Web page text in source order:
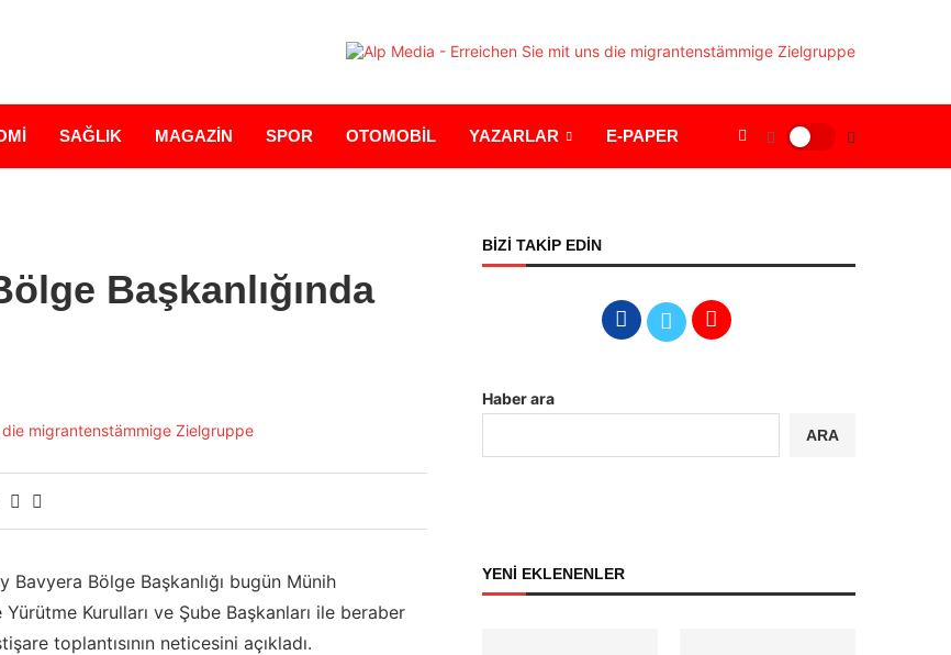
SAĞLIK MAGAZİN SPOR OTOMOBİL YAZARLAR E-PAPER
Başkanlığında
Bavyera Bölge Başkanlığı bugün Münih
Kurulları ve Şube Başkanları ile beraber
toplantısının neticesini açıkladı.
BİZİ TAKİP EDİN
Haber ara
ARA
YENİ EKLENENLER